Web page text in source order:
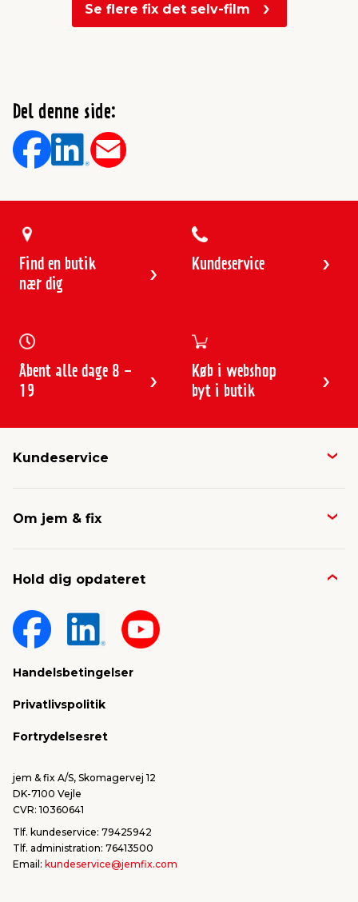
Se flere fix det selv-film
Del denne side:
Find en butik
nær dig
Kundeservice
Åbent alle dage 8 -
19
Køb i webshop
byt i butik
Kundeservice
Avisen
Fragt & levering
Om jem & fix
Nyheder & presse
Om jem & fix
Sponsorater & projekter
Hold dig opdateret
Handelsbetingelser
Privatlivspolitik
Fortrydelsesret
jem & fix A/S, Skomagervej 12
DK-7100 Vejle
CVR: 10360641
Tlf. kundeservice: 79425942
Tlf. administration: 76413500
Email: kundeservice@jemfix.com